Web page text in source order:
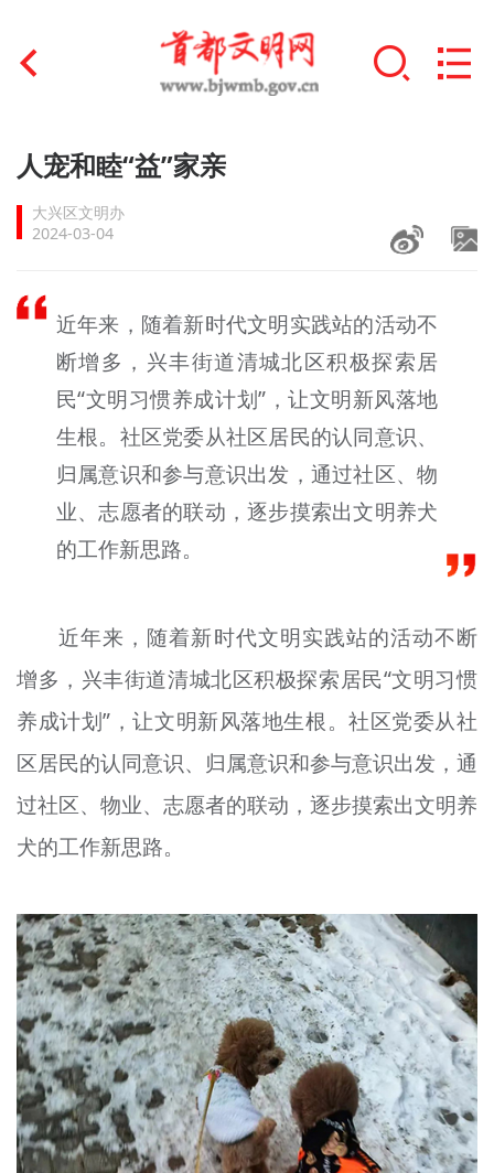
首页
文明创建
文明培育
未成年人思想道德建设
榜样人物
身边好人
文明评论
宣传思想文化人才
专题
资料库
+
人宠和睦“益”家亲
大兴区文明办
2024-03-04
近年来，随着新时代文明实践站的活动不
断增多，兴丰街道清城北区积极探索居
民“文明习惯养成计划”，让文明新风落地
生根。社区党委从社区居民的认同意识、
归属意识和参与意识出发，通过社区、物
业、志愿者的联动，逐步摸索出文明养犬
的工作新思路。
近年来，随着新时代文明实践站的活动不断
增多，兴丰街道清城北区积极探索居民“文明习惯
养成计划”，让文明新风落地生根。社区党委从社
区居民的认同意识、归属意识和参与意识出发，通
过社区、物业、志愿者的联动，逐步摸索出文明养
犬的工作新思路。